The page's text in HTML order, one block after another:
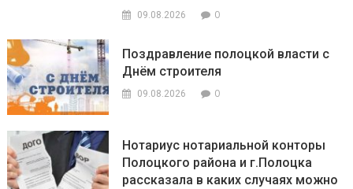
09.08.2026 0
Поздравление полоцкой власти с
Днём строителя
09.08.2026 0
Нотариус нотариальной конторы
Полоцкого района и г.Полоцка
рассказала в каких случаях можно